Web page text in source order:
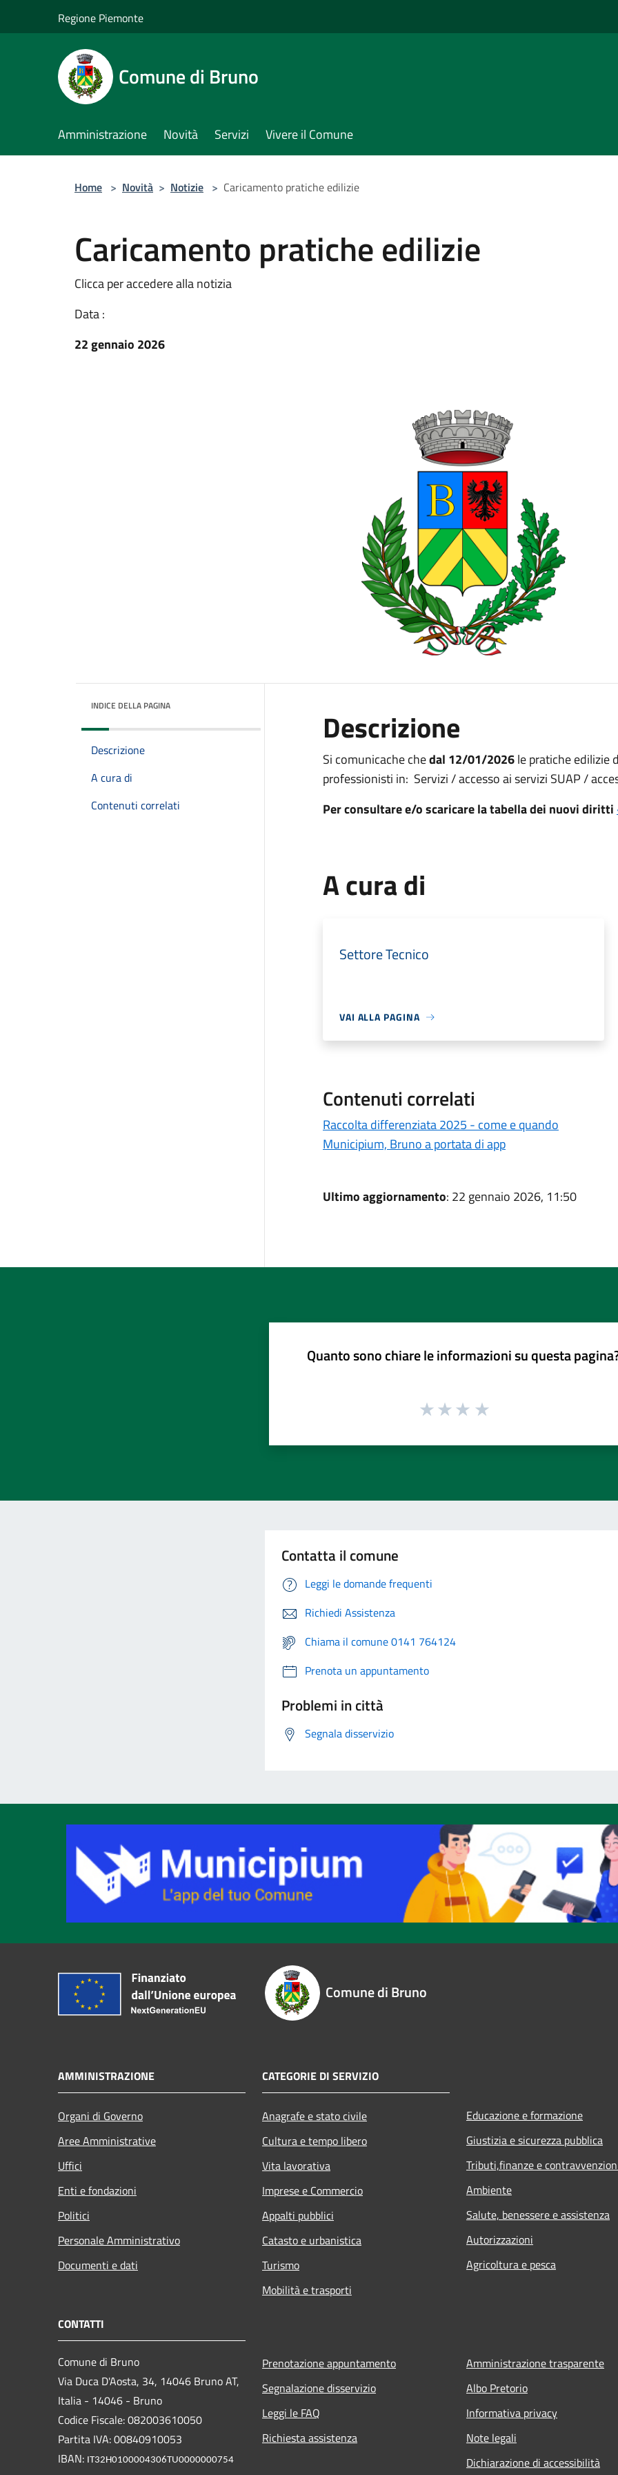
Regione Piemonte
Comune di Bruno
Amministrazione Novità Servizi Vivere il Comune
Home > Novità > Notizie > Caricamento pratiche edilizie
Caricamento pratiche edilizie
Clicca per accedere alla notizia
Data :
22 gennaio 2026
INDICE DELLA PAGINA
Descrizione
A cura di
Contenuti correlati
Descrizione
Si comunicache chedal 12/01/2026le pratiche edilizie
professionisti in: Servizi / accesso ai servizi SUAP /
Per consultare e/o scaricare la tabella dei nuovi diritti
A cura di
Settore Tecnico
VAI ALLA PAGINA
Contenuti correlati
Raccolta differenziata 2025 - come e quando
Municipium, Bruno a portata di app
Ultimo aggiornamento: 22 gennaio 2026, 11:50
Quanto sono chiare le informazioni su questa
Contatta il comune
Leggi le domande frequenti
Richiedi Assistenza
Chiama il comune 0141 764124
Prenota un appuntamento
Problemi in città
Segnala disservizio
Comune di Bruno
AMMINISTRAZIONE
Organi di Governo
Aree Amministrative
Uffici
Enti e fondazioni
Politici
Personale Amministrativo
Documenti e dati
CATEGORIE DI SERVIZIO
Anagrafe e stato civile
Cultura e tempo libero
Vita lavorativa
Imprese e Commercio
Appalti pubblici
Catasto e urbanistica
Turismo
Mobilità e trasporti
Educazione e formazione
Giustizia e sicurezza pubblica
Tributi,finanze e
Ambiente
Salute, benessere e assistenza
Autorizzazioni
Agricoltura e pesca
CONTATTI
Comune di Bruno
Via Duca D'Aosta, 34, 14046 Bruno AT,
Italia - 14046 - Bruno
Codice Fiscale: 082003610050
Partita IVA: 00840910053
IBAN: IT32H0100004306TU0000000754
Prenotazione appuntamento
Segnalazione disservizio
Leggi le FAQ
Richiesta assistenza
Amministrazione trasparente
Albo Pretorio
Informativa privacy
Note legali
Dichiarazione di accessibilità